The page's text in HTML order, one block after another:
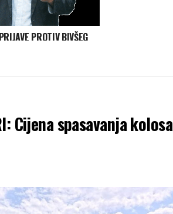
PROTIV BIVŠEG
Cijena spasavanja kolosa